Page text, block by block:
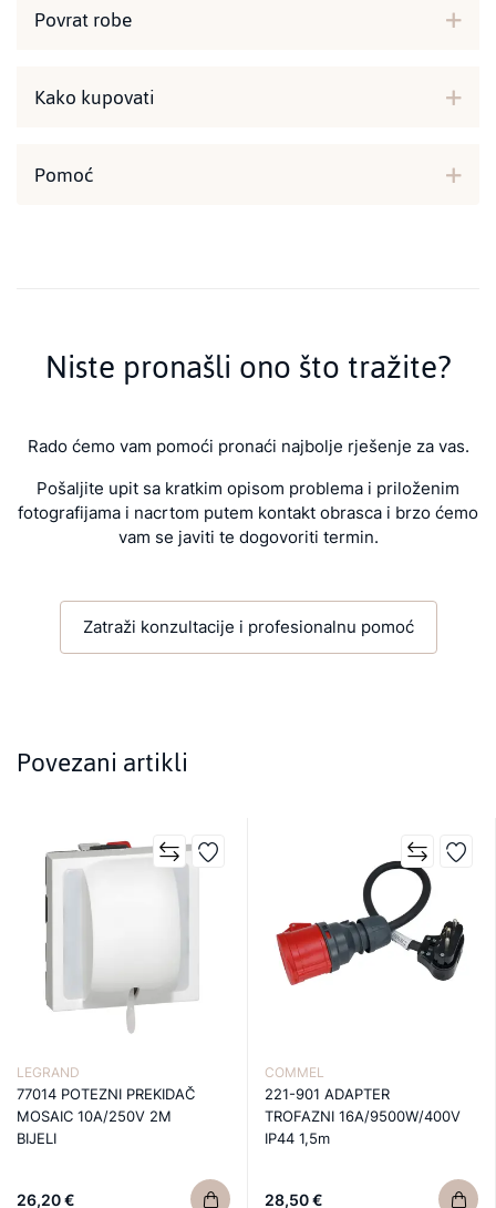
Povrat robe
Kako kupovati
Pomoć
Niste pronašli ono što tražite?
Rado ćemo vam pomoći pronaći najbolje rješenje za vas.
Pošaljite upit sa kratkim opisom problema i priloženim
fotografijama i nacrtom putem kontakt obrasca i brzo ćemo
vam se javiti te dogovoriti termin.
Zatraži konzultacije i profesionalnu pomoć
Povezani artikli
LEGRAND
77014 POTEZNI PREKIDAČ
MOSAIC 10A/250V 2M
BIJELI
26,20 €
COMMEL
221-901 ADAPTER
TROFAZNI 16A/9500W/400V
IP44 1,5m
28,50 €